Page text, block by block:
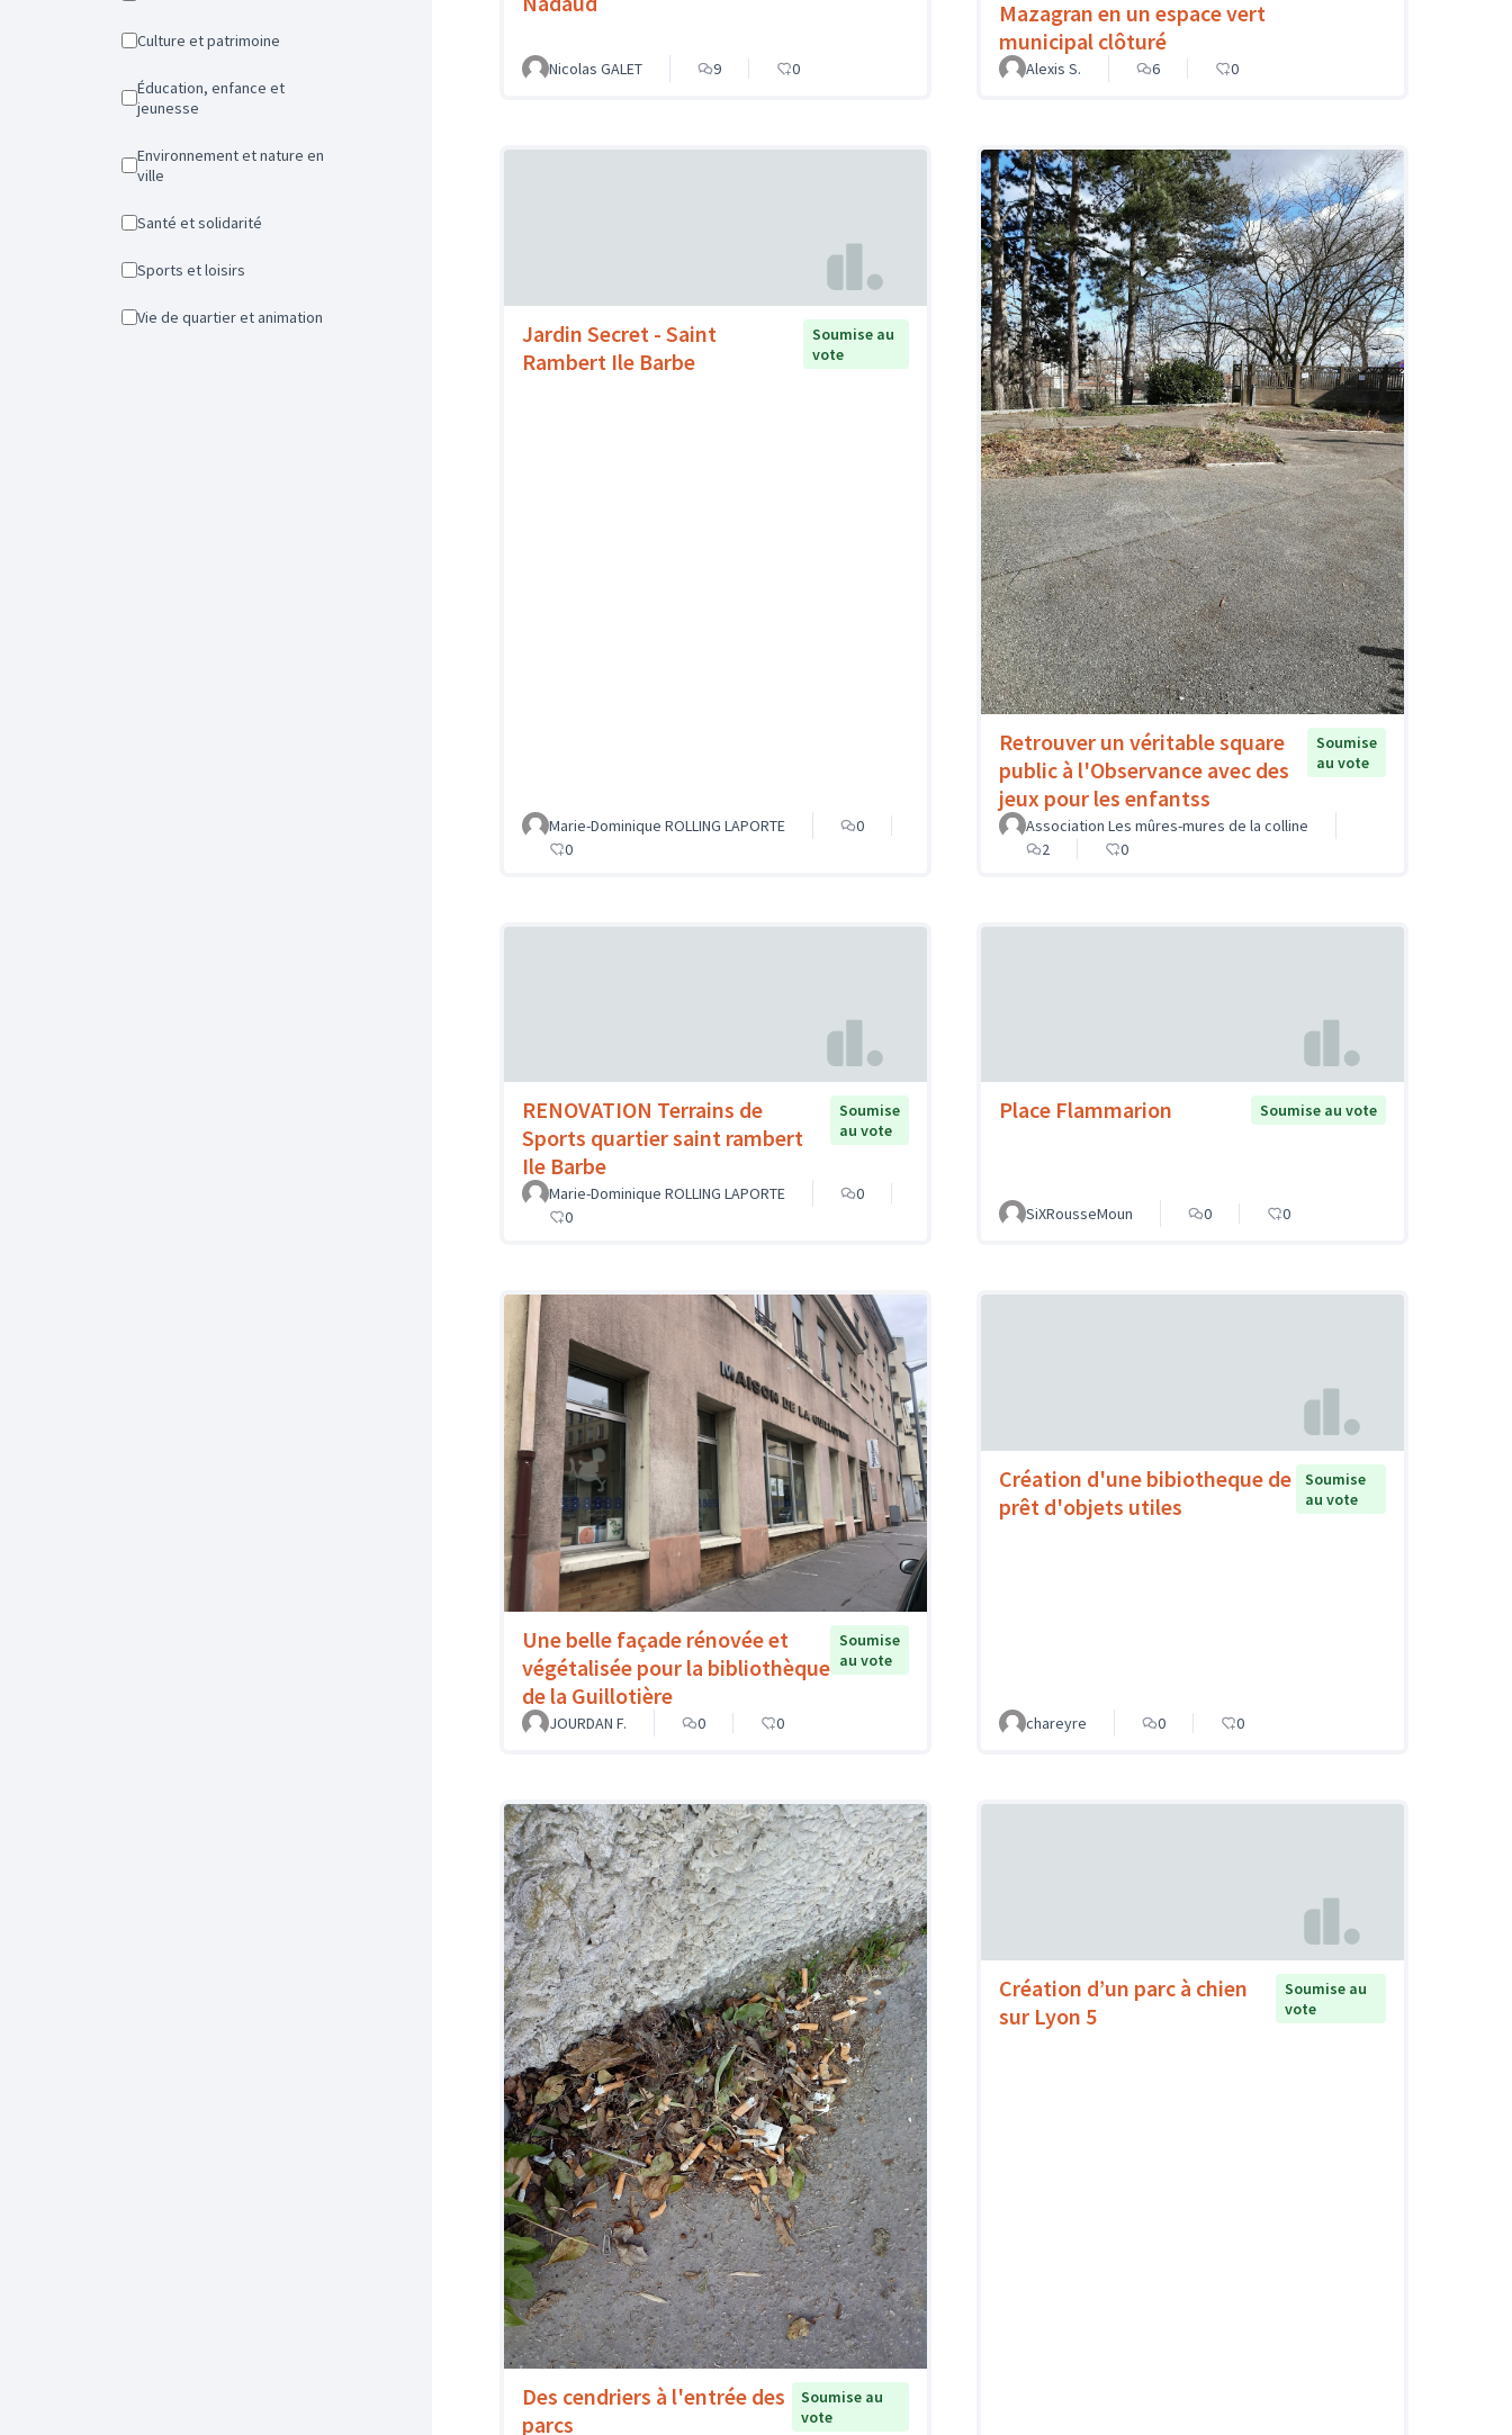
Culture et patrimoine
Éducation, enfance et
jeunesse
Environnement et nature en
ville
Santé et solidarité
Sports et loisirs
Vie de quartier et animation
Nicolas GALET 9 0
Mazagran en un espace vert
municipal clôturé
Alexis S. 6 0
Jardin Secret - Saint
Rambert Ile Barbe
Soumise au
vote
Marie-Dominique ROLLING LAPORTE
0
0
Retrouver un véritable square
public à l'Observance avec des
jeux pour les enfantss
Soumise
au vote
Association Les mûres-mures de la colline
2
0
RENOVATION Terrains de
Sports quartier saint rambert
Ile Barbe
Soumise
au vote
Marie-Dominique ROLLING LAPORTE
0
0
Place Flammarion Soumise au vote
SiXRousseMoun 0 0
Une belle façade rénovée et
végétalisée pour la bibliothèque
de la Guillotière
Soumise
au vote
JOURDAN F. 0 0
Création d'une bibiotheque de
prêt d'objets utiles
Soumise
au vote
chareyre 0 0
Des cendriers à l'entrée des
parcs
Soumise au
vote
Création d’un parc à chien
sur Lyon 5
Soumise au
vote